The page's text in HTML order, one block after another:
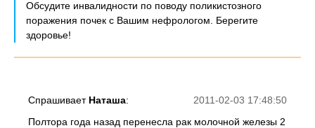
Обсудите инвалидности по поводу поликистозного
поражения почек с Вашим нефрологом. Берегите
здоровье!
2011-02-03 17:48:50
Спрашивает Наташа:
Полтора года назад перенесла рак молочной железы 2